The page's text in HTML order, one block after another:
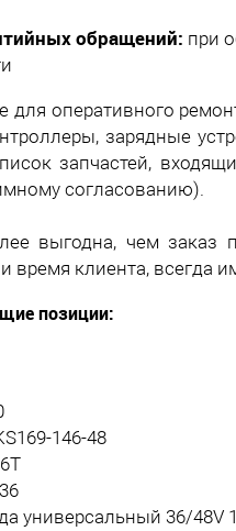
обращений: при
оперативного
зарядные
запчастей,
согласованию).
выгодна, чем
время клиента, всегда
позиции:
146-48
универсальный 36/48V